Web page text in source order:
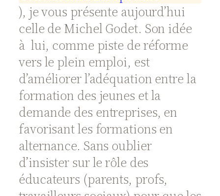
), je vous présente aujourd’hui
celle de Michel Godet. Son idée
à lui, comme piste de réforme
vers le plein emploi, est
d’améliorer l’adéquation entre la
formation des jeunes et la
demande des entreprises, en
favorisant les formations en
alternance. Sans oublier
d’insister sur le rôle des
éducateurs (parents, profs,